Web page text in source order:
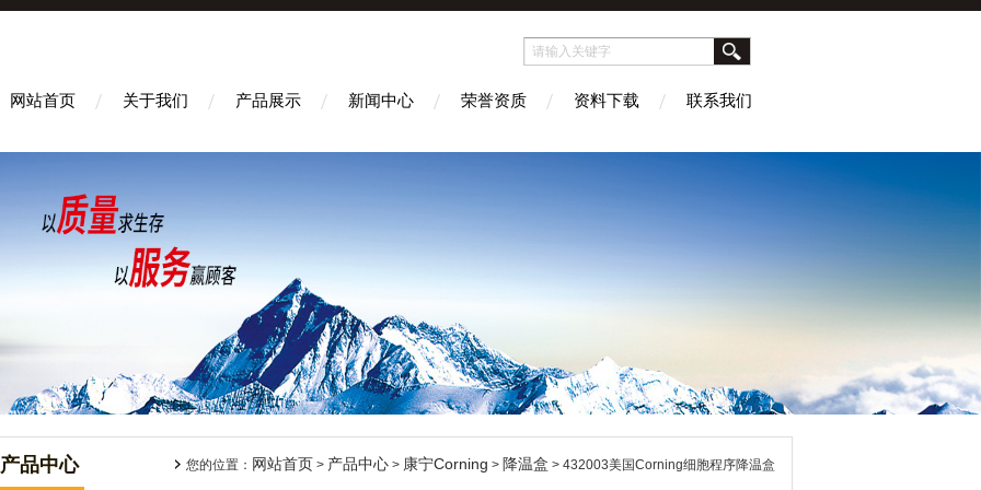
网站首页 关于我们 产品展示 新闻中心 荣誉资质 资料下载 联系我们
产品中心 您的位置： 网站首页 > 产品中心 > 康宁Corning > 降温盒 > 432003美国Corning细胞程序降温盒